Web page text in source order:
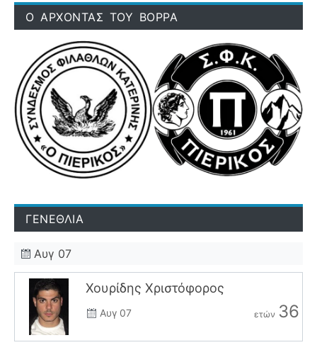
Ο ΑΡΧΟΝΤΑΣ ΤΟΥ ΒΟΡΡΑ
ΓΕΝΕΘΛΙΑ
Αυγ 07
Χουρίδης Χριστόφορος
Αυγ 07 ετών 36